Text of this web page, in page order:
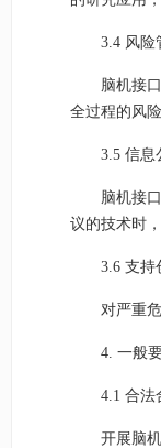
3.4 风险
脑机接
全过程的风
3.5 信息
脑机接
议的技术时
3.6 支持
对严重
4. 一般
4.1 合法
开展脑